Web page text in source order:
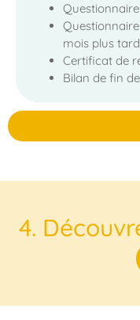
mois plus
Certificat de
Bilan de fin
4.